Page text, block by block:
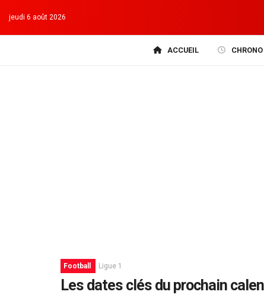
jeudi 6 août 2026
ACCUEIL
Football Ligue 1
Les dates clés du prochain